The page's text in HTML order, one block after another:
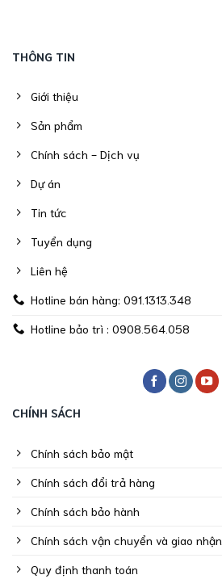
THÔNG TIN
Giới thiệu
Sản phẩm
Chính sách - Dịch vụ
Dự án
Tin tức
Tuyển dụng
Liên hệ
Hotline bán hàng: 091.1313.348
Hotline bảo trì : 0908.564.058
CHÍNH SÁCH
Chính sách bảo mật
Chính sách đổi trả hàng
Chính sách bảo hành
Chính sách vận chuyển và giao nhận
Quy định thanh toán